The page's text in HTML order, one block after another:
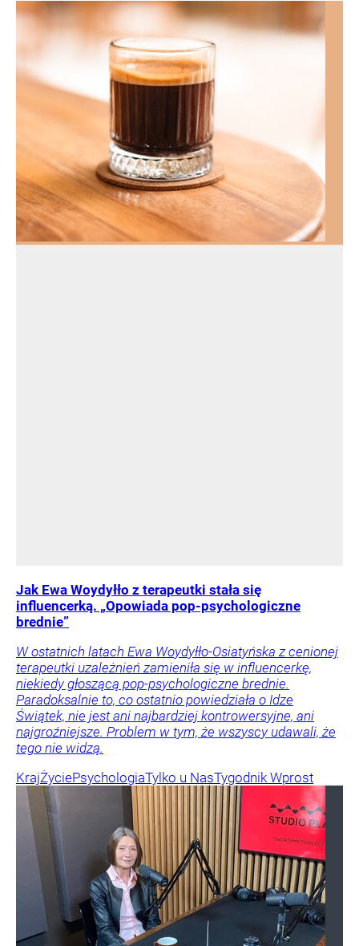
Jak Ewa Woydyłło z terapeutki stała się
influencerką. „Opowiada pop-psychologiczne
brednie”
W ostatnich latach Ewa Woydyłło-Osiatyńska z cenionej
terapeutki uzależnień zamieniła się w influencerkę,
niekiedy głoszącą pop-psychologiczne brednie.
Paradoksalnie to, co ostatnio powiedziała o Idze
Świątek, nie jest ani najbardziej kontrowersyjne, ani
najgroźniejsze. Problem w tym, że wszyscy udawali, że
tego nie widzą.
KrajŻyciePsychologiaTylko u NasTygodnik Wprost